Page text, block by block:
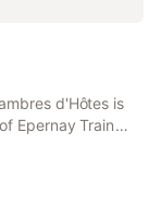
d'Hôtes is
Epernay Train
out, this property